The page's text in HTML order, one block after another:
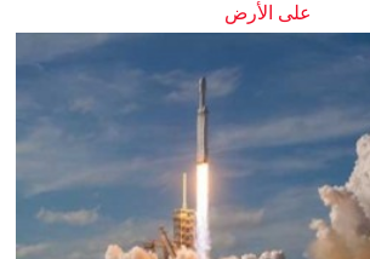
على الأرض